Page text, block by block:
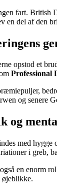
fart. British
en del af den
opstod et
Professional
og senere
og
med
i greb,
en enorm
øjeblikke.